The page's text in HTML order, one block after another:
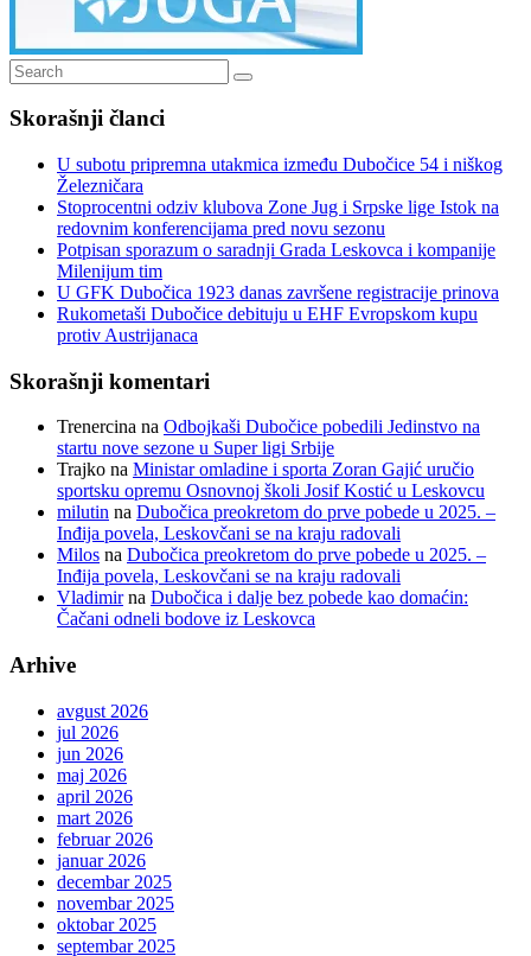
Search
for:
Search
Skorašnji članci
U subotu pripremna utakmica između Dubočice 54 i niškog
Železničara
Stoprocentni odziv klubova Zone Jug i Srpske lige Istok na
redovnim konferencijama pred novu sezonu
Potpisan sporazum o saradnji Grada Leskovca i kompanije
Milenijum tim
U GFK Dubočica 1923 danas završene registracije prinova
Rukometaši Dubočice debituju u EHF Evropskom kupu
protiv Austrijanaca
Skorašnji komentari
Trenercina na Odbojkaši Dubočice pobedili Jedinstvo na
startu nove sezone u Super ligi Srbije
Trajko na Ministar omladine i sporta Zoran Gajić uručio
sportsku opremu Osnovnoj školi Josif Kostić u Leskovcu
milutin na Dubočica preokretom do prve pobede u 2025. –
Inđija povela, Leskovčani se na kraju radovali
Milos na Dubočica preokretom do prve pobede u 2025. –
Inđija povela, Leskovčani se na kraju radovali
Vladimirna Dubočica i dalje bez pobede kao domaćin:
Čačani odneli bodove iz Leskovca
Arhive
avgust 2026
jul 2026
jun 2026
maj 2026
april 2026
mart 2026
februar 2026
januar 2026
decembar 2025
novembar 2025
oktobar 2025
septembar 2025